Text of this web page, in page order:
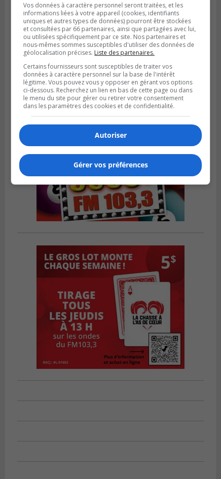
Publié le 4 août 2026 à 13h18
Des fromages de la Laiterie Coaticook
rappelés par l’ACIA
Vos données à caractère personnel seront traitées, et les
informations liées à votre appareil (cookies, identifiants
uniques et autres types de données) pourront être stockées
et consultées par 66 partenaires, ainsi que partagées avec lui,
ou utilisées spécifiquement par ce site. Nos partenaires et
nous-mêmes sommes susceptibles d'utiliser des données de
géolocalisation précises. Liste des partenaires.
Certains fournisseurs sont susceptibles de traiter vos
données à caractère personnel sur la base de l'intérêt
légitime. Vous pouvez vous y opposer en gérant vos options
ci-dessous. Recherchez un lien en bas de cette page ou dans
le menu du site pour gérer ou retirer votre consentement
dans les paramètres des cookies et de confidentialité.
Autoriser
Gérer vos préférences